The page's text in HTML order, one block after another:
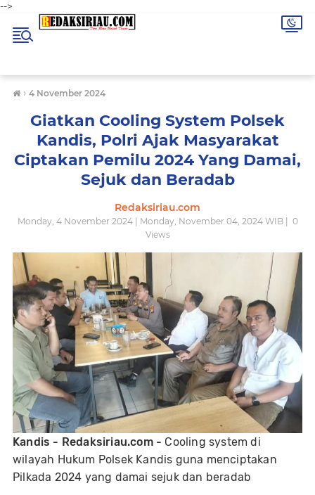
-->
› 4 November 2024
Giatkan Cooling System Polsek
Kandis, Polri Ajak Masyarakat
Ciptakan Pemilu 2024 Yang Damai,
Sejuk dan Beradab
Redaksiriau.com
Monday, 4 November 2024 | Monday, November 04, 2024 WIB |
0
Views
Kandis - Redaksiriau.com - Cooling system di
wilayah Hukum Polsek Kandis guna menciptakan
Pilkada 2024 yang damai sejuk dan beradab